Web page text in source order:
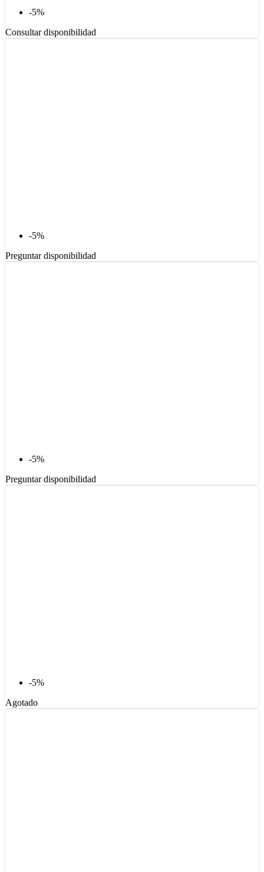
-5%
Consultar disponibilidad
-5%
Preguntar disponibilidad
-5%
Preguntar disponibilidad
-5%
Agotado